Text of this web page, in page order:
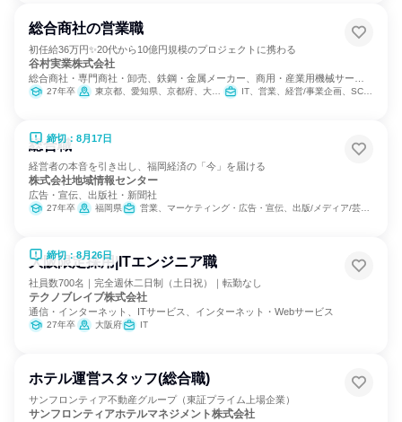
総合商社の営業職
初任給36万円✨20代から10億円規模のプロジェクトに携わる
谷村実業株式会社
総合商社・専門商社・卸売、鉄鋼・金属メーカー、商用・産業用機械サービ
ス
27年卒 東京都、愛知県、京都府、大阪府、兵庫県 IT、営業、経営/事業企画、SCM/生産管理/購買/物流、バックオフィス・事務・受付、商品企画、マーケティング・広告・宣伝
締切：8月17日
総合職
経営者の本音を引き出し、福岡経済の「今」を届ける
株式会社地域情報センター
広告・宣伝、出版社・新聞社
27年卒 福岡県 営業、マーケティング・広告・宣伝、出版/メディア/芸能/エンタメ専門職
締切：8月26日
大阪限定採用|ITエンジニア職
社員数700名｜完全週休二日制（土日祝）｜転勤なし
テクノブレイブ株式会社
通信・インターネット、ITサービス、インターネット・Webサービス
27年卒 大阪府 IT
ホテル運営スタッフ(総合職)
サンフロンティア不動産グループ（東証プライム上場企業）
サンフロンティアホテルマネジメント株式会社